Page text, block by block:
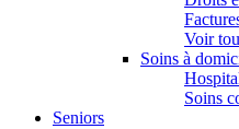
Voir
Soins à
Soins
Seniors